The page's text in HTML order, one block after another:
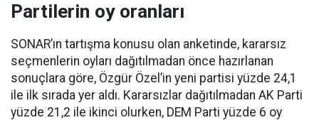
Partilerin oy oranları
SONAR’ın tartışma konusu olan anketinde, kararsız
seçmenlerin oyları dağıtılmadan önce hazırlanan
sonuçlara göre, Özgür Özel’in yeni partisi yüzde 24,1
ile ilk sırada yer aldı. Kararsızlar dağıtılmadan AK Parti
yüzde 21,2 ile ikinci olurken, DEM Parti yüzde 6 oy